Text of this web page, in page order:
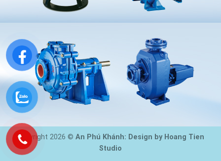
Copyright 2026 © An Phú Khánh: Design by Hoang Tien
Studio